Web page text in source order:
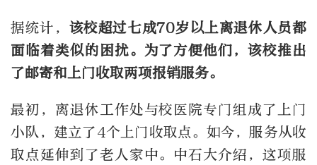
据统计， 该校超过七成70岁以上离退休人员都
面临着类似的困扰。为了方便他们，该校推出
了邮寄和上门收取两项报销服务。
最初，离退休工作处与校医院专门组成了上门
小队，建立了4个上门收取点。如今，服务从收
取点延伸到了老人家中。中石大介绍，这项服